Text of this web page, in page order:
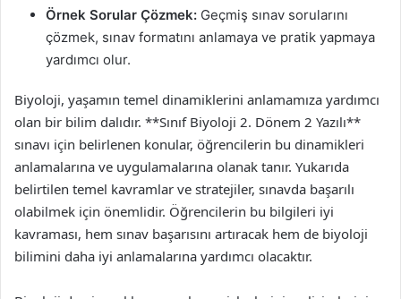
Örnek Sorular Çözmek: Geçmiş sınav sorularını
çözmek, sınav formatını anlamaya ve pratik yapmaya
yardımcı olur.
Biyoloji, yaşamın temel dinamiklerini anlamamıza yardımcı
olan bir bilim dalıdır. **Sınıf Biyoloji 2. Dönem 2 Yazılı**
sınavı için belirlenen konular, öğrencilerin bu dinamikleri
anlamalarına ve uygulamalarına olanak tanır. Yukarıda
belirtilen temel kavramlar ve stratejiler, sınavda başarılı
olabilmek için önemlidir. Öğrencilerin bu bilgileri iyi
kavraması, hem sınav başarısını artıracak hem de biyoloji
bilimini daha iyi anlamalarına yardımcı olacaktır.